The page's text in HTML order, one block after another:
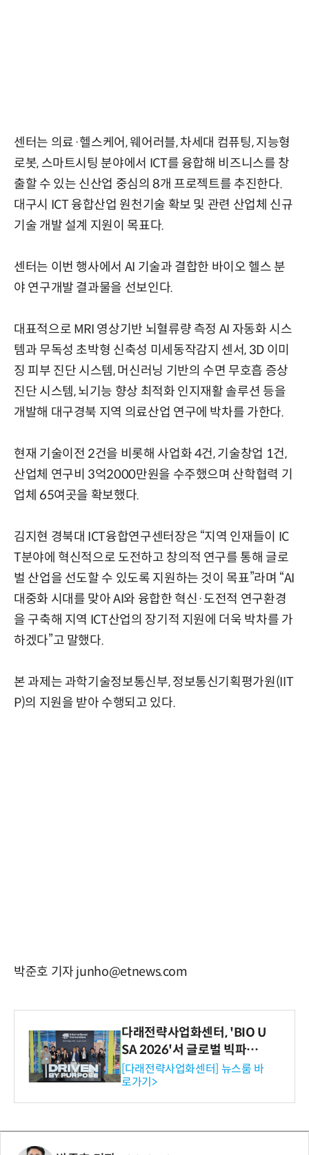
센터는 의료·헬스케어, 웨어러블, 차세대 컴퓨팅, 지능형
로봇, 스마트시팅 분야에서 ICT를 융합해 비즈니스를 창
출할 수 있는 신산업 중심의 8개 프로젝트를 추진한다.
대구시 ICT 융합산업 원천기술 확보 및 관련 산업체 신규
기술 개발 설계 지원이 목표다.
센터는 이번 행사에서 AI 기술과 결합한 바이오 헬스 분
야 연구개발 결과물을 선보인다.
대표적으로 MRI 영상기반 뇌혈류량 측정 AI 자동화 시스
템과 무독성 초박형 신축성 미세동작감지 센서, 3D 이미
징 피부 진단 시스템, 머신러닝 기반의 수면 무호흡 증상
진단 시스템, 뇌기능 향상 최적화 인지재활 솔루션 등을
개발해 대구경북 지역 의료산업 연구에 박차를 가한다.
현재 기술이전 2건을 비롯해 사업화 4건, 기술창업 1건,
산업체 연구비 3억2000만원을 수주했으며 산학협력 기
업체 65여곳을 확보했다.
김지현 경북대 ICT융합연구센터장은 “지역 인재들이 IC
T분야에 혁신적으로 도전하고 창의적 연구를 통해 글로
벌 산업을 선도할 수 있도록 지원하는 것이 목표”라며 “AI
대중화 시대를 맞아 AI와 융합한 혁신·도전적 연구환경
을 구축해 지역 ICT산업의 장기적 지원에 더욱 박차를 가
하겠다”고 말했다.
본 과제는 과학기술정보통신부, 정보통신기획평가원(IIT
P)의 지원을 받아 수행되고 있다.
박준호 기자 junho@etnews.com
다래전략사업화센터, 'BIO U
SA 2026'서 글로벌 빅파마
와의 비즈니스 미팅 지원…K
-바이오 해외 진출 교두보 확
보
[다래전략사업화센터] 뉴스룸 바
로가기>